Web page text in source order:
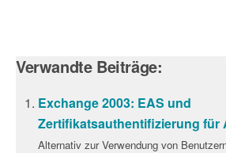
Verwandte Beiträge:
Exchange 2003: EAS und
Zertifikatsauthentifizierung für
Alternativ zur Verwendung von